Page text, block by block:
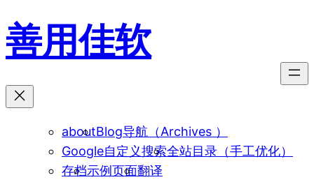
至
内
善用佳软
aboutBlog导航（Archives ）
Google自定义搜索全站目录（手工优化）
存档示例页面翻译